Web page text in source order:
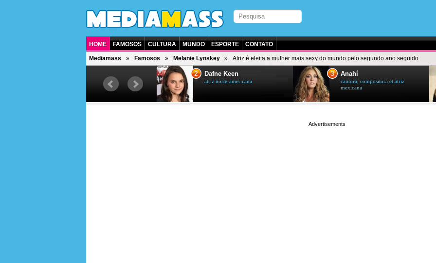
HOME FAMOSOS CULTURA MUNDO ESPORTE CONTATO
Mediamass Famosos Melanie Lynskey Atriz é eleita a mulher mais sexy do mundo pelo segundo ano seguido
2 Dafne Keen
atriz norte-americana
3 Anahí
cantora, compositora et atriz
mexicana